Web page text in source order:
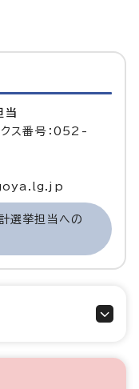
当
ス番号：052-
選挙担当への